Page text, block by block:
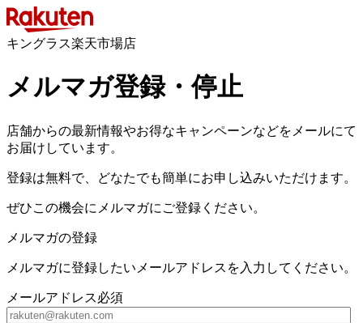
キングラス楽天市場店
メルマガ登録・停止
店舗からの最新情報やお得なキャンペーンなどをメールにて
お届けしています。
登録は無料で、どなたでも簡単にお申し込みいただけます。
ぜひこの機会にメルマガにご登録ください。
メルマガの登録
メルマガに登録したいメールアドレスを入力してください。
メールアドレス必須